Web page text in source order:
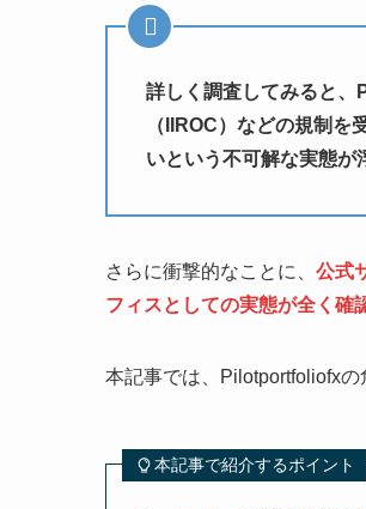
詳しく調査してみると
（IIROC）などの規制
いという不可解な実態が
さらに衝撃的なことに、 公式
フィスとしての実態が全く確
本記事では、Pilotportfoliofxの
本記事で紹介するポイント